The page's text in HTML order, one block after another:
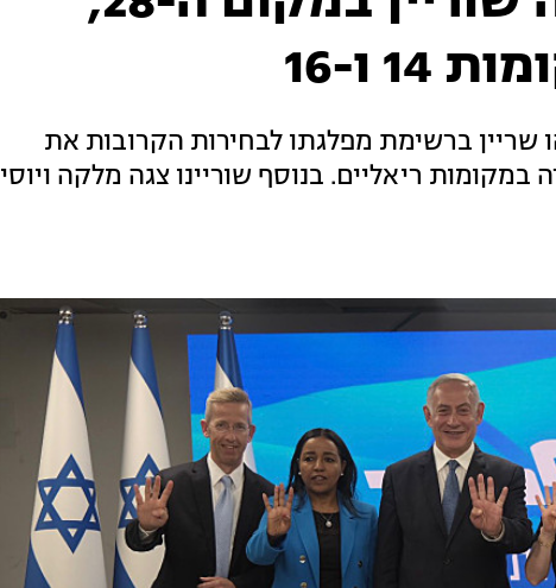
ו-16
13: בנימין נתניהו שריין ברשימת מפלגתו לבחירות הקרובות את
ריאליים. בנוסף שוריינו צגה מלקה ויוסי